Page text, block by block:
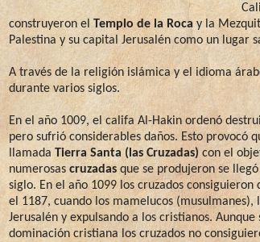
construyeron elTemplo de la Rocay la
Palestina y su capital Jerusalén como un lugar
A través de la religión islámica y el idioma
durante varios siglos.
En el año 1009, el califa Al-Hakin ordenó
pero sufrió considerables daños. Esto provocó
llamada Tierra Santa (las Cruzadas) con el
numerosas cruzadasque se produjeron se
siglo. En el año 1099 los cruzados
el 1187, cuando los mamelucos (musulmanes),
Jerusalén y expulsando a los cristianos.
dominación cristiana los cruzados no